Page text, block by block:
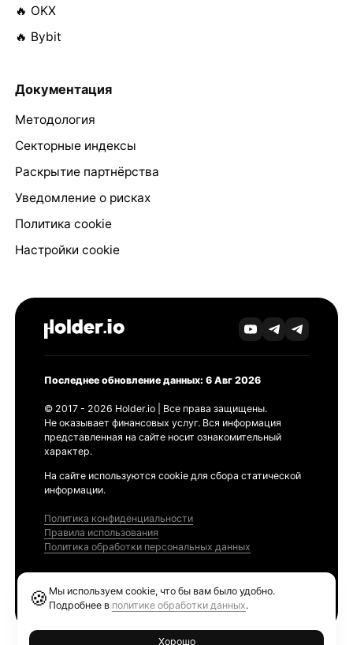
🔥 OKX
🔥 Bybit
Документация
Методология
Секторные индексы
Раскрытие партнёрства
Уведомление о рисках
Политика cookie
Настройки cookie
Последнее обновление данных: 6 Авг 2026
© 2017 - 2026 Holder.io | Все права защищены.
Не оказывает финансовых услуг. Вся информация
представленная на сайте носит ознакомительный
характер.
На сайте используются cookie для сбора статической
информации.
Политика конфиденциальности
Правила использования
Политика обработки персональных данных
🍪 Мы используем cookie, что бы вам было удобно.
Подробнее в политике обработки данных.
Хорошо
Ethereum GAS Tracker